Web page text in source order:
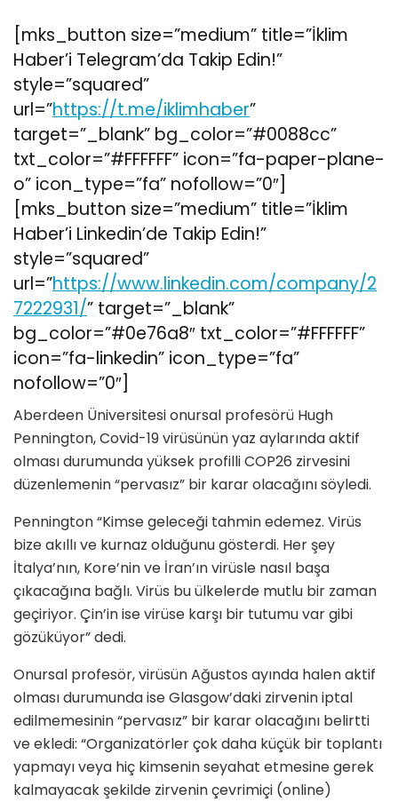
[mks_button size=”medium” title=”İklim
Haber’i Telegram’da Takip Edin!”
style=”squared”
url=”https://t.me/iklimhaber”
target=”_blank” bg_color=”#0088cc”
txt_color=”#FFFFFF” icon=”fa-paper-plane-
o” icon_type=”fa” nofollow=”0″]
[mks_button size=”medium” title=”İklim
Haber’i Linkedin’de Takip Edin!”
style=”squared”
url=”https://www.linkedin.com/company/2
7222931/” target=”_blank”
bg_color=”#0e76a8″ txt_color=”#FFFFFF”
icon=”fa-linkedin” icon_type=”fa”
nofollow=”0″]
Aberdeen Üniversitesi onursal profesörü Hugh
Pennington, Covid-19 virüsünün yaz aylarında aktif
olması durumunda yüksek profilli COP26 zirvesini
düzenlemenin “pervasız” bir karar olacağını söyledi.
Pennington “Kimse geleceği tahmin edemez. Virüs
bize akıllı ve kurnaz olduğunu gösterdi. Her şey
İtalya’nın, Kore’nin ve İran’ın virüsle nasıl başa
çıkacağına bağlı. Virüs bu ülkelerde mutlu bir zaman
geçiriyor. Çin’in ise virüse karşı bir tutumu var gibi
gözüküyor” dedi.
Onursal profesör, virüsün Ağustos ayında halen aktif
olması durumunda ise Glasgow’daki zirvenin iptal
edilmemesinin “pervasız” bir karar olacağını belirtti
ve ekledi: “Organizatörler çok daha küçük bir toplantı
yapmayı veya hiç kimsenin seyahat etmesine gerek
kalmayacak şekilde zirvenin çevrimiçi (online)